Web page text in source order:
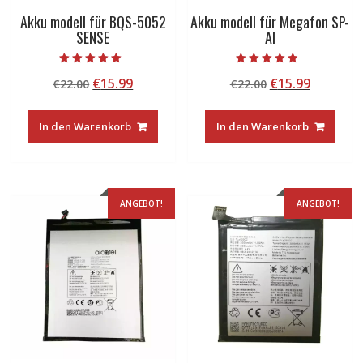
Akku modell für BQS-5052
SENSE
5.00
von 5
€22.00 Ursprünglicher
war:
€22.00
€15.99Aktueller
ist:
€15.99.
In den Warenkorb
Akku modell für Megafon SP-
AI
4.50
von 5
€22.00 Ursprünglicher
war:
€22.00
€15.99
ist:
€15.99.
In den Warenkorb
ANGEBOT! ANGEBOT!